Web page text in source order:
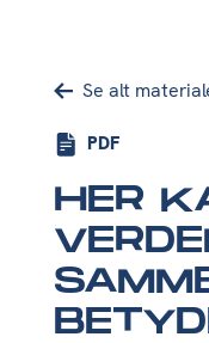
Se alt
PDF
HER